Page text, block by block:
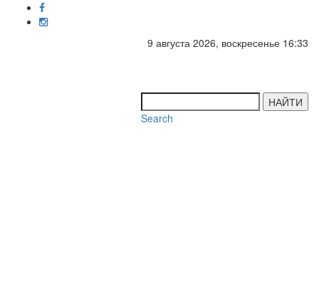
9 августа 2026, воскресенье 16:33
НАЙТИ
Search